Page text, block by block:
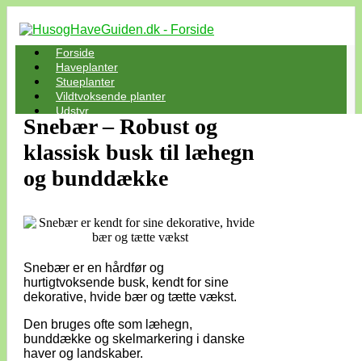
Forside
Haveplanter
Stueplanter
Vildtvoksende planter
Udstyr
Snebær – Robust og
klassisk busk til læhegn
og bunddække
Snebær er en hårdfør og
hurtigtvoksende busk, kendt for sine
dekorative, hvide bær og tætte vækst.
Den bruges ofte som læhegn,
bunddække og skelmarkering i danske
haver og landskaber.